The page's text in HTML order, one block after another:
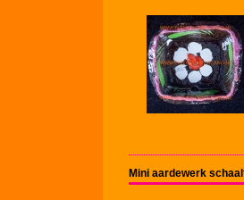
Mini aardewerk